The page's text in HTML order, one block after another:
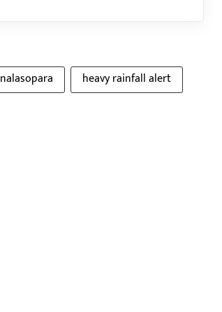
nalasopara heavy rainfall alert